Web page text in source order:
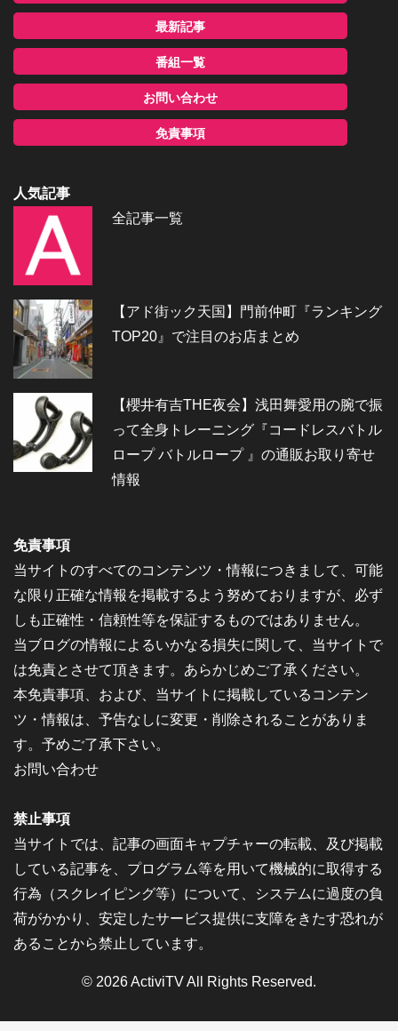
最新記事
番組一覧
お問い合わせ
免責事項
人気記事
全記事一覧
【アド街ック天国】門前仲町『ランキング
TOP20』で注目のお店まとめ
【櫻井有吉THE夜会】浅田舞愛用の腕で振
って全身トレーニング『コードレスバトル
ロープ バトルロープ 』の通販お取り寄せ
情報
免責事項
当サイトのすべてのコンテンツ・情報につきまして、可能
な限り正確な情報を掲載するよう努めておりますが、必ず
しも正確性・信頼性等を保証するものではありません。
当ブログの情報によるいかなる損失に関して、当サイトで
は免責とさせて頂きます。あらかじめご了承ください。
本免責事項、および、当サイトに掲載しているコンテン
ツ・情報は、予告なしに変更・削除されることがありま
す。予めご了承下さい。
お問い合わせ
禁止事項
当サイトでは、記事の画面キャプチャーの転載、及び掲載
している記事を、プログラム等を用いて機械的に取得する
行為（スクレイピング等）について、システムに過度の負
荷がかかり、安定したサービス提供に支障をきたす恐れが
あることから禁止しています。
© 2026ActiviTVAll Rights Reserved.